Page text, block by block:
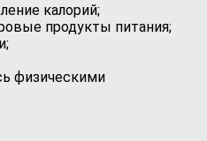
калорий;
продукты питания;
физическими